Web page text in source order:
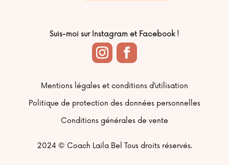
Suis-moi sur Instagram et Facebook !
Mentions légales et conditions d’utilisation
Politique de protection des données personnelles
Conditions générales de vente
2024 © Coach Laila Bel Tous droits réservés.